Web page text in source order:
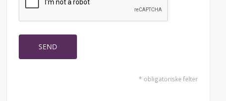
* obligatoriske felter